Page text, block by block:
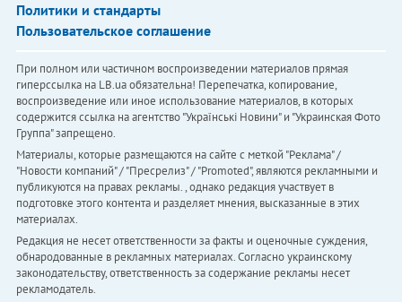
Политики и стандарты
Пользовательское соглашение
При полном или частичном воспроизведении материалов прямая
гиперссылка на LB.ua обязательна! Перепечатка, копирование,
воспроизведение или иное использование материалов, в которых
содержится ссылка на агентство "Українськi Новини" и "Украинская Фото
Группа" запрещено.
Материалы, которые размещаются на сайте с меткой "Реклама" /
"Новости компаний" / "Пресрелиз" / "Promoted", являются рекламными и
публикуются на правах рекламы. , однако редакция участвует в
подготовке этого контента и разделяет мнения, высказанные в этих
материалах.
Редакция не несет ответственности за факты и оценочные суждения,
обнародованные в рекламных материалах. Согласно украинскому
законодательству, ответственность за содержание рекламы несет
рекламодатель.